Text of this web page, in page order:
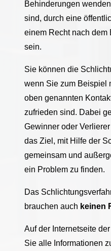
Behinderungen
sind, durch eine
einem Recht nach dem
sein.
Sie können die
wenn Sie zum Beispiel
oben genannten
zufrieden sind. Dabei
Gewinner oder
das Ziel, mit Hilfe der
gemeinsam und
ein Problem zu finden.
Das
brauchen auch keinen
Auf der Internetseite
Sie alle Informationen